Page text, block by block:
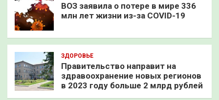
ВОЗ заявила о потере в мире 336
млн лет жизни из-за COVID-19
ЗДОРОВЬЕ
Правительство направит на
здравоохранение новых регионов
в 2023 году больше 2 млрд рублей